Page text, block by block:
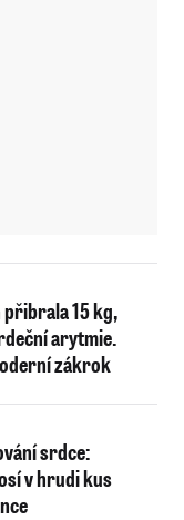
přibrala 15 kg,
arytmie.
zákrok
srdce:
v hrudi kus